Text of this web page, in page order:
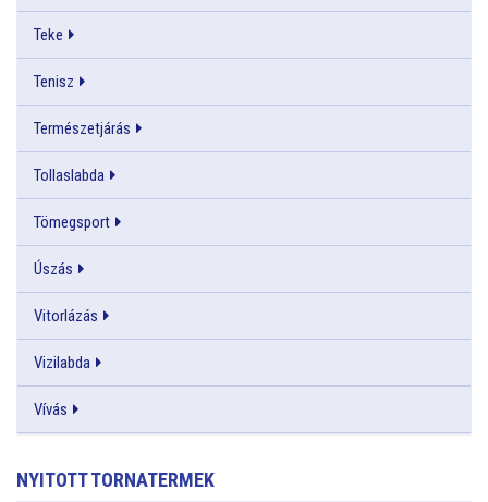
Teke
Tenisz
Természetjárás
Tollaslabda
Tömegsport
Úszás
Vitorlázás
Vizilabda
Vívás
NYITOTT TORNATERMEK